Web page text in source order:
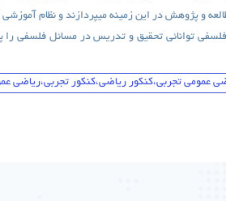
و پژوهش در این زمینه میپردازند و نظام آموزشی
توانائی تحقیق و تدریس در مسائل فلسفی را